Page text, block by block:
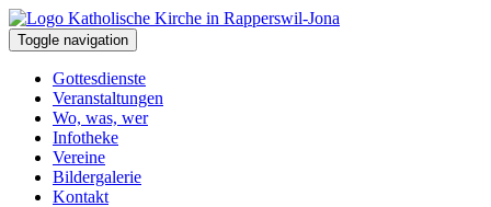
Toggle navigation
Gottesdienste
Veranstaltungen
Wo, was, wer
Infotheke
Vereine
Bildergalerie
Kontakt